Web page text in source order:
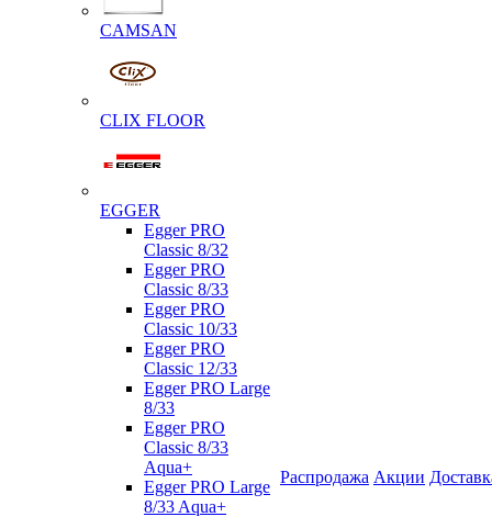
CAMSAN
CLIX FLOOR
EGGER
Egger PRO
Classic 8/32
Egger PRO
Classic 8/33
Egger PRO
Classic 10/33
Egger PRO
Classic 12/33
Egger PRO Large
8/33
Egger PRO
Classic 8/33
Aqua+
Egger PRO Large
8/33 Aqua+
Распродажа Акции